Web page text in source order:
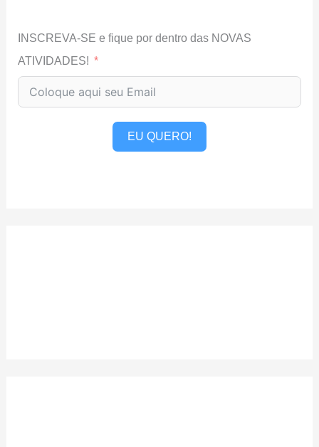
INSCREVA-SE e fique por dentro das NOVAS
ATIVIDADES!
EU QUERO!